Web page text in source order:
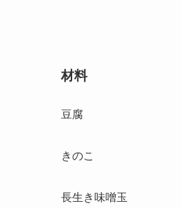
材料
豆腐
きのこ
長生き味噌玉